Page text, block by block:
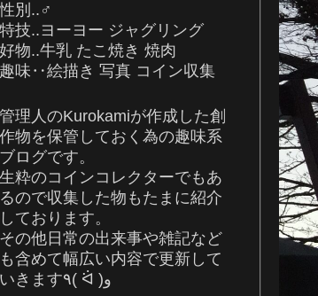
性別..♂
特技..ヨーヨー ジャグリング
好物..牛乳 たこ焼き 焼肉
趣味‥絵描き 写真 コイン収集
管理人のKurokamiが作成した創
作物を保管しておく為の趣味系
ブログです。
生粋のコインコレクターでもあ
るので収集した物もたまに紹介
しております。
その他日常の出来事や雑記など
も含めて幅広い内容で更新して
いきます٩( ᐛ )و